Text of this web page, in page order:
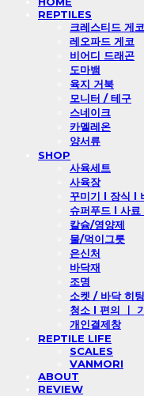
REPTILES
크레스티드 게코
레오파드 게코
비어디 드래곤
도마뱀
육지 거북
모니터 / 테구
스네이크
카멜레온
양서류
SHOP
사육세트
사육장
꾸미기 l 장식 l
슈퍼푸드 l 사료
칼슘/영양제
물/먹이그릇
은신처
바닥재
조명
소켓 / 바닥 히팅
청소 l 편의 ㅣ
개인결제창
REPTILE LIFE
SCALES
VANMORI
ABOUT
REVIEW